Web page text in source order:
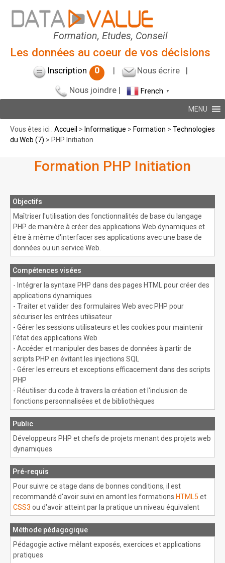
Formation, Etudes, Conseil
Les données au coeur de vos décisions
Inscription 0 | Nous écrire|
Nous joindre| French ▼
MENU
Vous êtes ici : Accueil > Informatique > Formation > Technologies
du Web (7) > PHP Initiation
Formation PHP Initiation
Objectifs
Maîtriser l'utilisation des fonctionnalités de base du langage
PHP de manière à créer des applications Web dynamiques et
être à même d'interfacer ses applications avec une base de
données ou un service Web.
Compétences visées
- Intégrer la syntaxe PHP dans des pages HTML pour créer des
applications dynamiques
- Traiter et valider des formulaires Web avec PHP pour
sécuriser les entrées utilisateur
- Gérer les sessions utilisateurs et les cookies pour maintenir
l'état des applications Web
- Accéder et manipuler des bases de données à partir de
scripts PHP en évitant les injections SQL
- Gérer les erreurs et exceptions efficacement dans des scripts
PHP
- Réutiliser du code à travers la création et l'inclusion de
fonctions personnalisées et de bibliothèques
Public
Développeurs PHP et chefs de projets menant des projets web
dynamiques
Pré-requis
Pour suivre ce stage dans de bonnes conditions, il est
recommandé d'avoir suivi en amont les formations HTML5 et
CSS3 ou d'avoir atteint par la pratique un niveau équivalent
Méthode pédagogique
Pédagogie active mêlant exposés, exercices et applications
pratiques